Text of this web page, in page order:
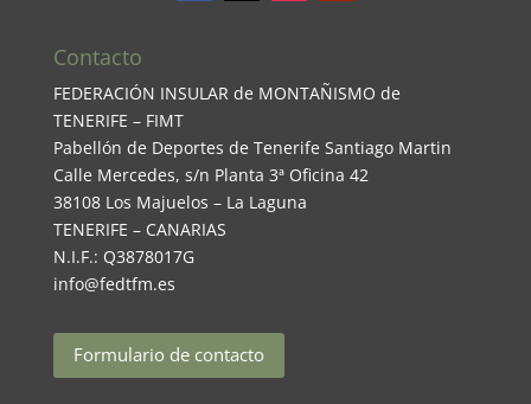
Contacto
FEDERACIÓN INSULAR de MONTAÑISMO de
TENERIFE – FIMT
Pabellón de Deportes de Tenerife Santiago Martin
Calle Mercedes, s/n Planta 3ª Oficina 42
38108 Los Majuelos – La Laguna
TENERIFE – CANARIAS
N.I.F.: Q3878017G
info@fedtfm.es
Formulario de contacto